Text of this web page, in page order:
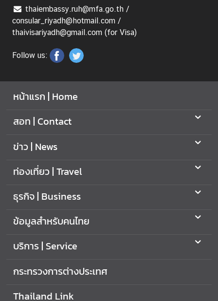
ด
ต่
อ
thaiembassy.ruh@mfa.go.th /
consular_riyadh@hotmail.com /
thaivisariyadh@gmail.com (for Visa)
Follow us:
หน้าแรก | Home
สอท | Contact
ข่าว | News
ท่องเที่ยว | Travel
ธุรกิจ | Business
ข้อมูลสำหรับคนไทย
บริการ | Service
กระทรวงการต่างประเทศ
Thailand Link